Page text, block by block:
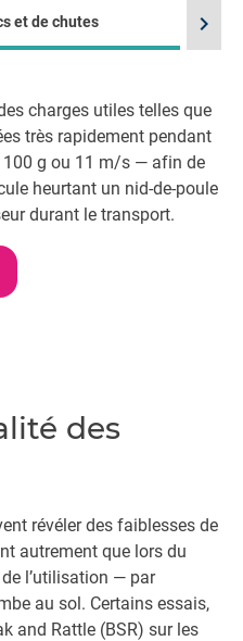
et de chutes
charges utiles telles que
très rapidement pendant
100 g ou 11 m/s — afin de
heurtant un nid-de-poule
durant le transport.
chevron_right
des
révéler des faiblesses de
autrement que lors du
l’utilisation — par
au sol. Certains essais,
and Rattle (BSR) sur les